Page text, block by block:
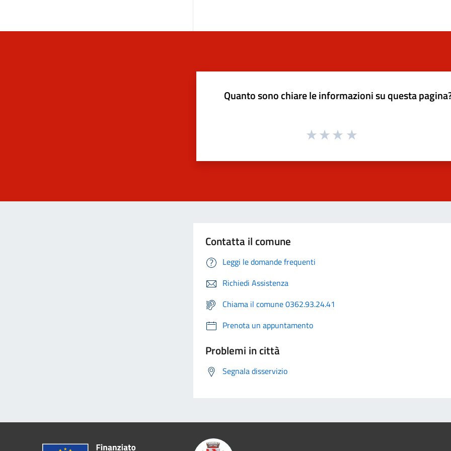
Quanto sono chiare le informazioni su questa
Contatta il comune
Leggi le domande frequenti
Richiedi Assistenza
Chiama il comune 0362.93.24.41
Prenota un appuntamento
Problemi in città
Segnala disservizio